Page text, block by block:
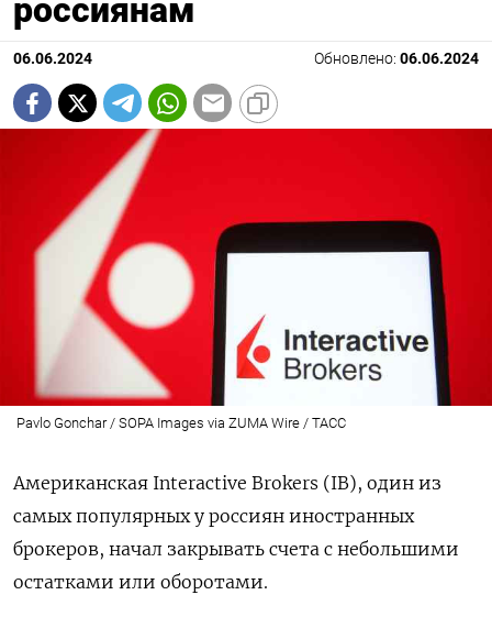
россиянам
06.06.2024 Обновлено: 06.06.2024
Pavlo Gonchar / SOPA Images via ZUMA Wire / ТАСС
Американская Interactive Brokers (IB), один из
самых популярных у россиян иностранных
брокеров, начал закрывать счета с небольшими
остатками или оборотами.